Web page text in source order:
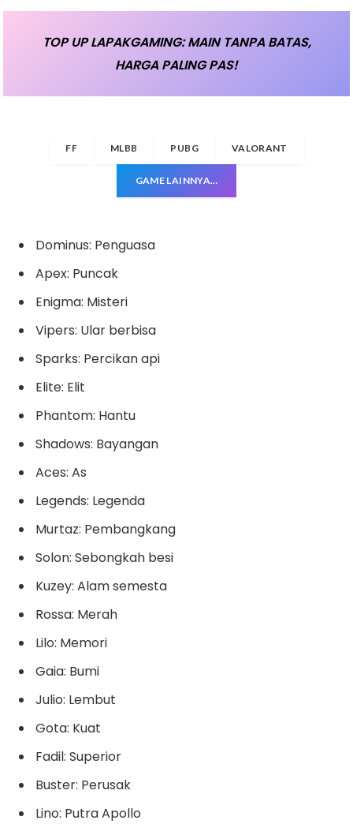
TOP UP LAPAKGAMING: MAIN TANPA BATAS,
HARGA PALING PAS!
FF MLBB PUBG VALORANT
GAME LAINNYA…
Dominus: Penguasa
Apex: Puncak
Enigma: Misteri
Vipers: Ular berbisa
Sparks: Percikan api
Elite: Elit
Phantom: Hantu
Shadows: Bayangan
Aces: As
Legends: Legenda
Murtaz: Pembangkang
Solon: Sebongkah besi
Kuzey: Alam semesta
Rossa: Merah
Lilo: Memori
Gaia: Bumi
Julio: Lembut
Gota: Kuat
Fadil: Superior
Buster: Perusak
Lino: Putra Apollo